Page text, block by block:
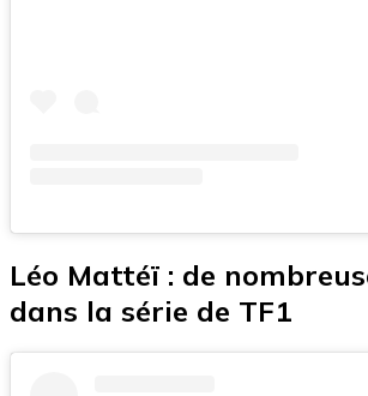
Léo Mattéï : de
dans la série de TF1